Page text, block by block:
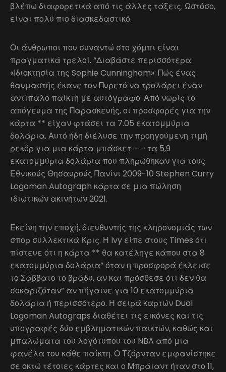
βλέπω διαφορετικά από τις άλλες τάξεις. Ωστόσο,
είναι πολύ πιο διασκεδαστικό.
Οι άνθρωποι που συναντώ στο χόμπι είναι
πραγματικά τρελοί. “Διαβάστε περισσότερα:
«Ιδιοκτησία της Sophie Cunningham»: Πώς ένας
θαυμαστής έκανε τον Πυρετό να τρολάρει έναν
αντίπαλο παίκτη με αυτόγραφο. Από νωρίς το
απόγευμα της Παρασκευής, οι προσφορές για την
κάρτα ** είχαν φτάσει τα 7.05 εκατομμύρια
δολάρια. Αυτό ήδη διέλυσε την προηγούμενη τιμή
ρεκόρ για μια κάρτα μπάσκετ – – τα 5,9
εκατομμύρια δολάρια που πληρώθηκαν για τους
Εθνικούς Θησαυρούς Πανίνι 2009-10 Stephen Curry
Logoman Autograph κάρτα σε μια πώληση
ιδιωτικών ακινήτων 2021.
Εκείνη την εποχή, διευθυντής της κληρονομιάς των
σπορ συλλεκτικά Κρις. Η Ivy είπε στους Times ότι
πίστευε ότι η κάρτα ** θα κατέληγε κάπου στα 8
εκατομμύρια δολάρια” όταν η προσφορά έκλεισε
το Σάββατο το βράδυ, αν και πρόσθεσε ότι δεν θα
σοκαριζόταν” αν πήγαινε για 10 εκατομμύρια
δολάρια ή περισσότερο. Η σειρά καρτών Dual
Logoman Autograps διαθέτει τις εικόνες και τις
υπογραφές δύο εμβληματικών παικτών, καθώς και
μπαλώματα του λογότυπου του NBA από μια
φανέλα του κάθε παίκτη. Ο Τζόρνταν εμφανίστηκε
σε οκτώ τέτοιες κάρτες και ο Μπράιαντ ήταν στο 11,